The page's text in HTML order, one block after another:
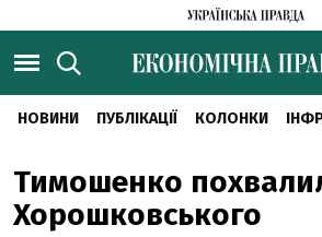
НОВИНИ ПУБЛІКАЦІЇ КОЛОНКИ
Тимошенко
Хорошковського